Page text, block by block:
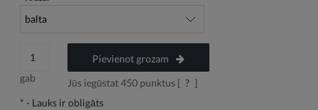
gab
Pievienot grozam
Jūs iegūstat450punktus [ ? ]
* - Lauks ir obligāts